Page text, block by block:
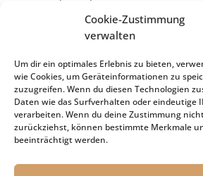
Cookie-Zustimmung
verwalten
Um dir ein optimales Erlebnis zu bieten,
wie Cookies, um Geräteinformationen zu
zuzugreifen. Wenn du diesen Technologien
Daten wie das Surfverhalten oder eindeutige
verarbeiten. Wenn du deine Zustimmung
zurückziehst, können bestimmte Merkmale
beeinträchtigt werden.
Grunderwerbsteuer
Erbschaftsteuer:
Erbauseinandersetzung als
Nachlassverbindlichkeiten
Umsatzsteuer-Umrechnungskurse
Keine Steuerfreiheit eines sog.
bei Mutterkapitalgesellschaft
Schenkungsteuer: Zinssatz von 5,5